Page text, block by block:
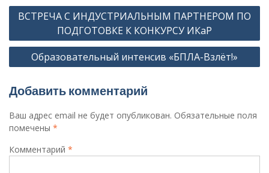
Навигация
записям
ВСТРЕЧА С ИНДУСТРИАЛЬНЫМ ПАРТНЕРОМ ПО
ПОДГОТОВКЕ К КОНКУРСУ ИКаР
Образовательный интенсив «БПЛА-Взлёт!»
Добавить комментарий
Ваш адрес email не будет опубликован. Обязательные поля
помечены *
Комментарий *